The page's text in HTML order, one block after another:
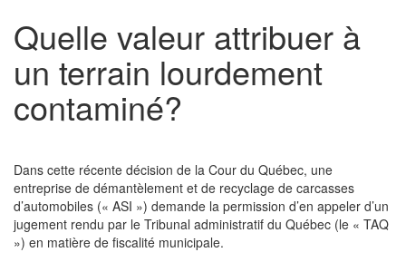
Quelle valeur attribuer à
un terrain lourdement
contaminé?
Dans cette récente décision de la Cour du Québec, une
entreprise de démantèlement et de recyclage de carcasses
d’automobiles (« ASI ») demande la permission d’en appeler d’un
jugement rendu par le Tribunal administratif du Québec (le « TAQ
») en matière de fiscalité municipale.